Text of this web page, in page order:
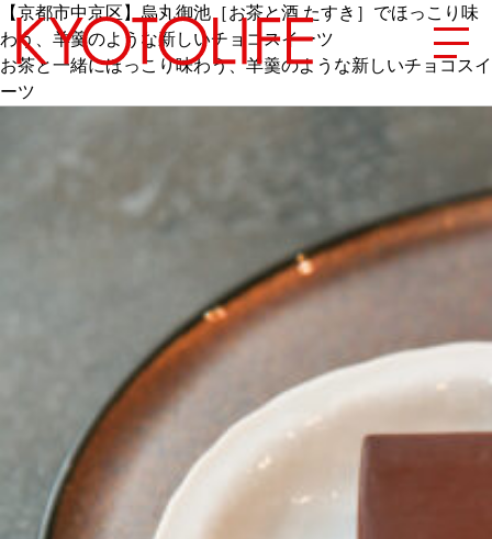
地図から探す
NEW OPEN
SERIES
CULTURE
【京都市中京区】烏丸御池［お茶と酒 たすき］でほっこり味
わう、羊羹のような新しいチョコスイーツ
お茶と一緒にほっこり味わう、羊羹のような新しいチョコスイ
ーツ